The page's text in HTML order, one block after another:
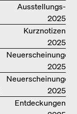
Ausstellungs­
kataloge
2025
Kurznotizen
2025
Neuerscheinungen
2025
Neuerscheinungen
2025
Entdeckungen